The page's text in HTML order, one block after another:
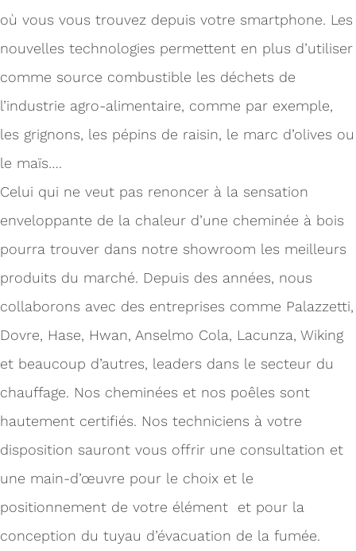
où vous vous trouvez depuis votre smartphone. Les
nouvelles technologies permettent en plus d’utiliser
comme source combustible les déchets de
l’industrie agro-alimentaire, comme par exemple,
les grignons, les pépins de raisin, le marc d’olives ou
le maïs….
Celui qui ne veut pas renoncer à la sensation
enveloppante de la chaleur d’une cheminée à bois
pourra trouver dans notre showroom les meilleurs
produits du marché. Depuis des années, nous
collaborons avec des entreprises comme Palazzetti,
Dovre, Hase, Hwan, Anselmo Cola, Lacunza, Wiking
et beaucoup d’autres, leaders dans le secteur du
chauffage. Nos cheminées et nos poêles sont
hautement certifiés. Nos techniciens à votre
disposition sauront vous offrir une consultation et
une main-d’œuvre pour le choix et le
positionnement de votre élément et pour la
conception du tuyau d’évacuation de la fumée.